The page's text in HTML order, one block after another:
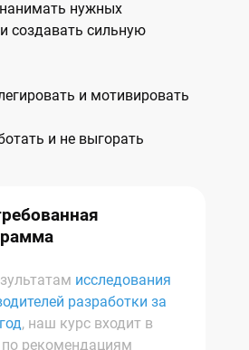
нужных
создавать сильную
и мотивировать
и не выгорать
исследования
разработки за
, наш курс входит в
по рекомендациям